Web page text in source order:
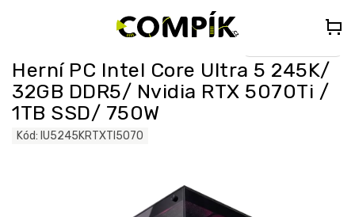
– Vyberte si Kingdom Come:
Deliverance II nebo Forza Horizon 5 (do poznámky uveďte „KCDII“
nebo „FORZA5“)
Herní PC Intel Core Ultra 5 245K/
32GB DDR5/ Nvidia RTX 5070Ti /
1TB SSD/ 750W
Kód: IU5245KRTXTI5070